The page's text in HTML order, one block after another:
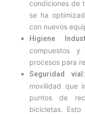
condiciones de
se ha
con nuevos
Higiene
compuestos
procesos para
Seguridad vial:
movilidad que
puntos de
bicicletas.